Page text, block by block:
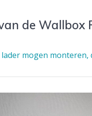
de Wallbox
mogen